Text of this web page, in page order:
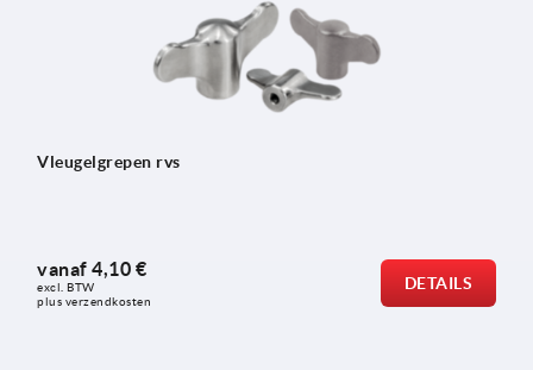
Vleugelgrepen rvs
vanaf 4,10 €
excl. BTW
plus verzendkosten
DETAILS